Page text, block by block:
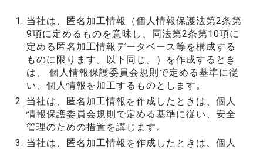
当社は、匿名加工情報（個人情報保護法第2条第
9項に定めるものを意味し、同法第2条第10項に
定める匿名加工情報データベース等を構成する
ものに限ります。以下同じ。）を作成するとき
は、 個人情報保護委員会規則で定める基準に従
い、個人情報を加工するものとします。
当社は、匿名加工情報を作成したときは、個人
情報保護委員会規則で定める基準に従い、安全
管理のための措置を講じます。
当社は、匿名加工情報を作成したときは、個人